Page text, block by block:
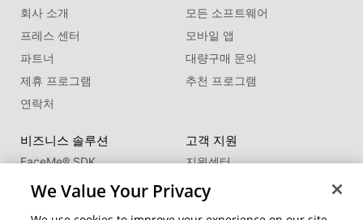
회사 소개
프레스 센터
파트너
제휴 프로그램
연락처
모든 소프트웨어
모바일 앱
대량구매 문의
추천 프로그램
비즈니스 솔루션
FaceMe®SDK
고객 지원
지원센터
We Value Your Privacy